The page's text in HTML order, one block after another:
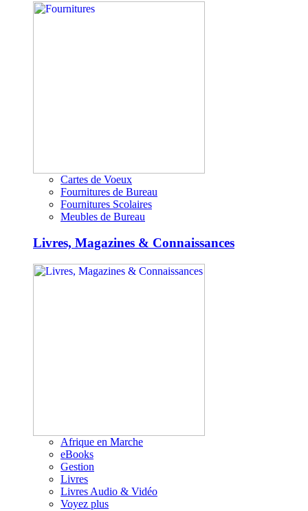
Cartes de Voeux
Fournitures de Bureau
Fournitures Scolaires
Meubles de Bureau
Livres, Magazines & Connaissances
Afrique en Marche
eBooks
Gestion
Livres
Livres Audio & Vidéo
Voyez plus